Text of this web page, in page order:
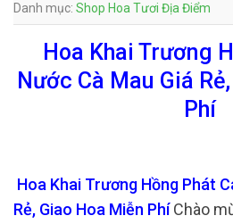
Danh mục: Shop Hoa Tươi Địa Điểm
Hoa Khai Trương
Nước Cà Mau Giá
Phí
Hoa Khai Trương Hồng Phát
Rẻ, Giao Hoa Miễn PhíChào